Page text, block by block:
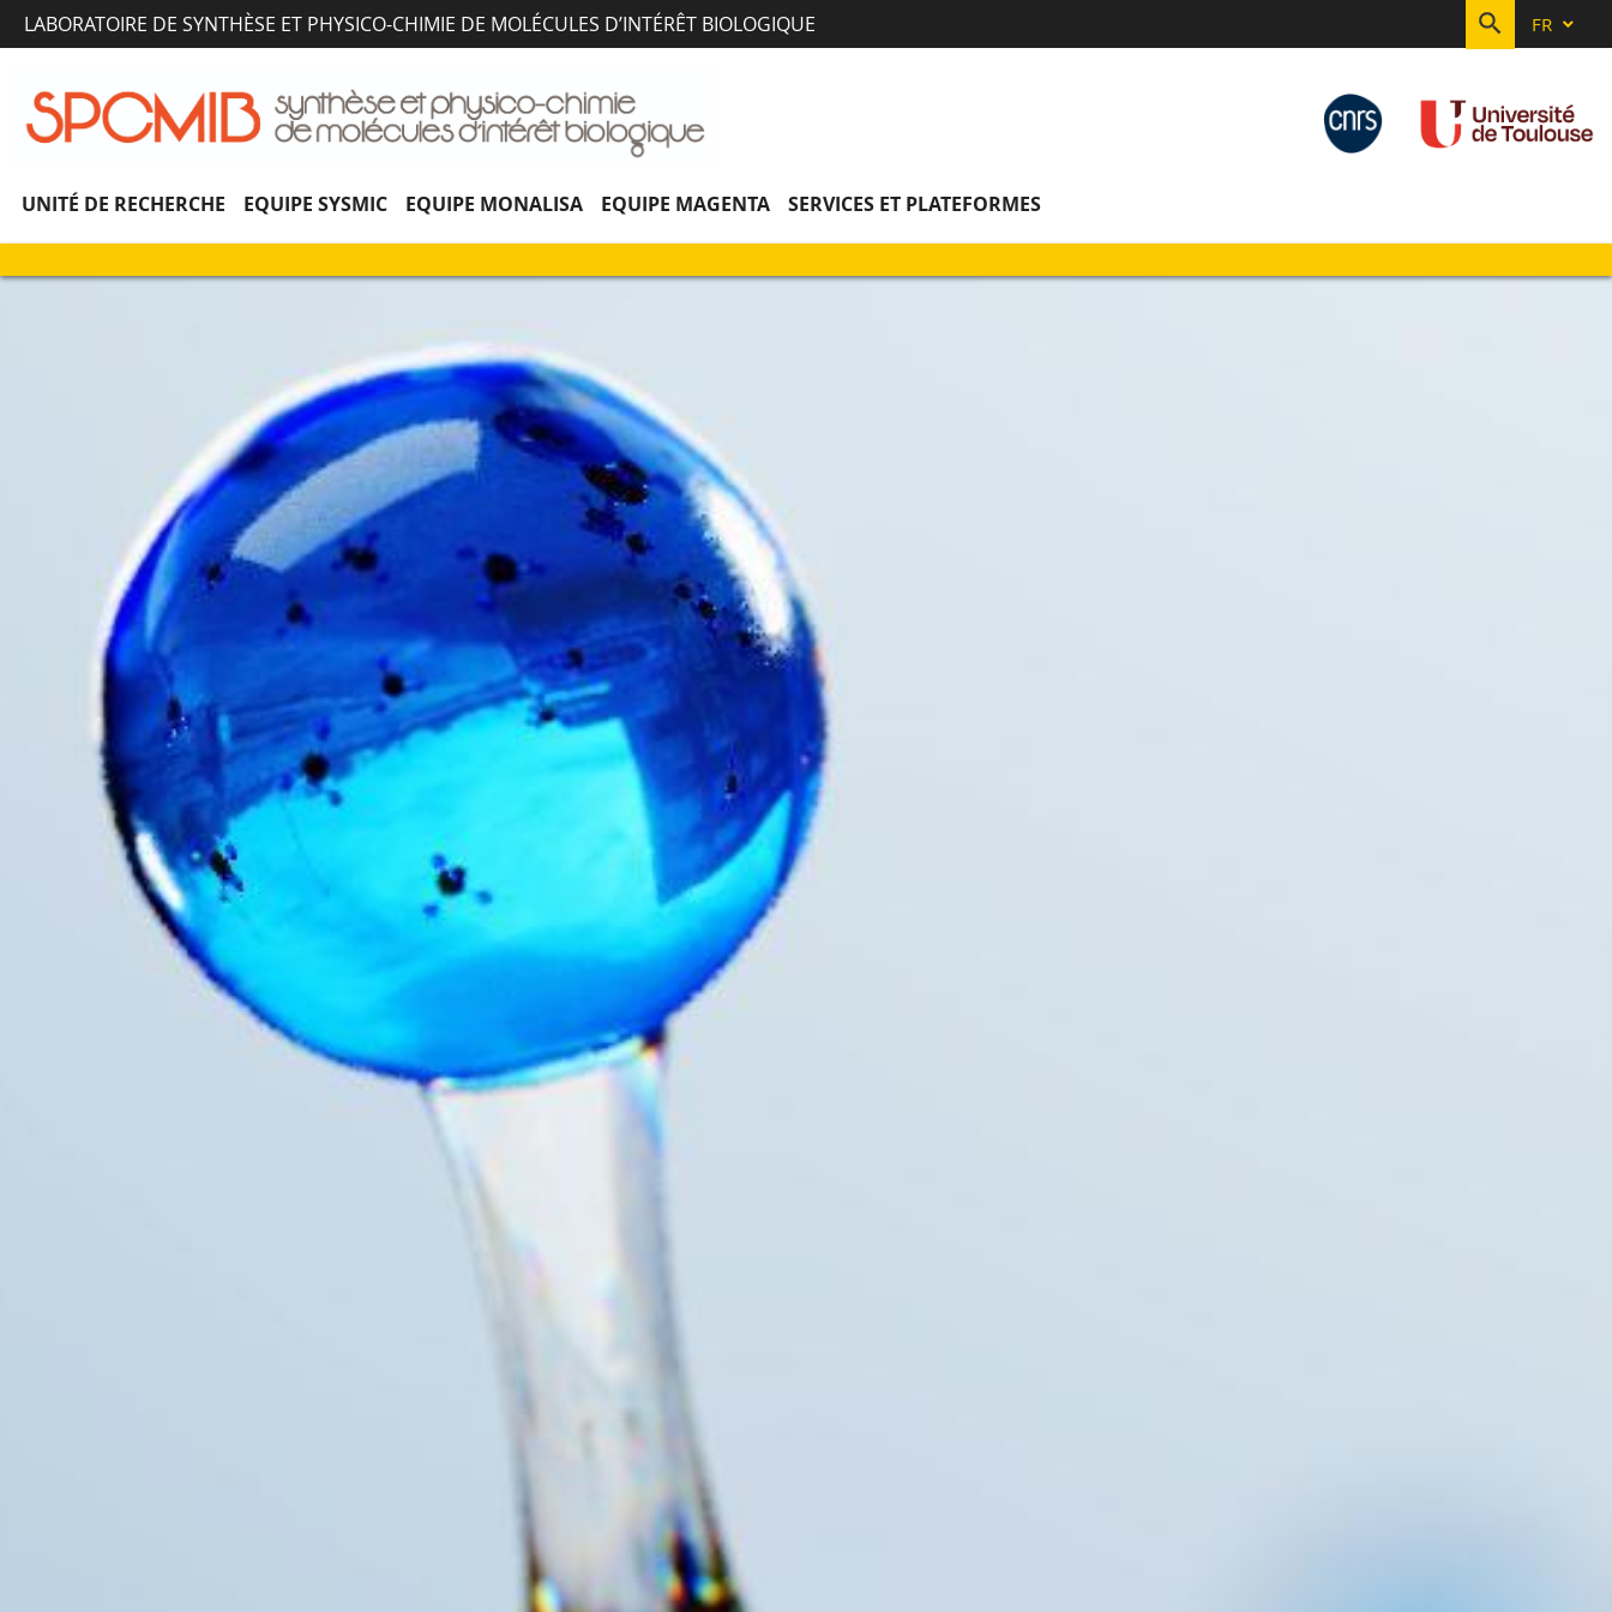
Aller
au
Navigation
Accès
directs
Connexion
LABORATOIRE DE SYNTHÈSE ET PHYSICO-CHIMIE DE MOLÉCULES D’INTÉRÊT BIOLOGIQUE FR
UNITÉ DE RECHERCHE EQUIPE SYSMIC EQUIPE MONALISA EQUIPE MAGENTA SERVICES ET PLATEFORMES